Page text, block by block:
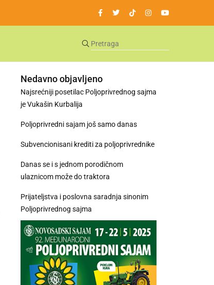
Nedavno objavljeno
Najsrećniji posetilac Poljoprivrednog sajma
je Vukašin Kurbalija
Poljoprivredni sajam još samo danas
Subvencionisani krediti za poljoprivrednike
Danas se i s jednom porodičnom
ulaznicom može do traktora
Prijateljstva i poslovna saradnja sinonim
Poljoprivrednog sajma